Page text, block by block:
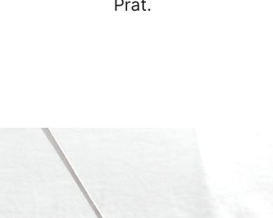
Prat.